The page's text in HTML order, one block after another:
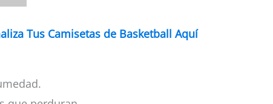
Tus Camisetas de Basketball Aquí